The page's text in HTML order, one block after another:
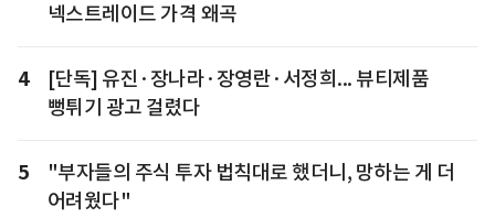
넥스트레이드 가격 왜곡
4
[단독] 유진·장나라·장영란·서정희... 뷰티제품
뻥튀기 광고 걸렸다
5
"부자들의 주식 투자 법칙대로 했더니, 망하는 게 더
어려웠다"